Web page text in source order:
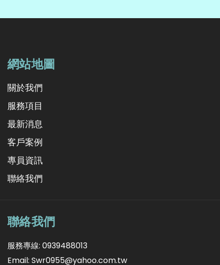
網站地圖
關於我們
服務項目
最新消息
客戶案例
專員資訊
聯絡我們
聯絡我們
服務專線: 0939488013
Email: Swr0955@yahoo.com.tw